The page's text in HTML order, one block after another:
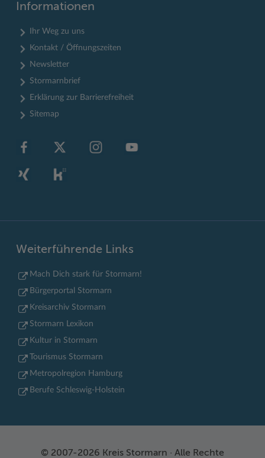
Informationen
Ihr Weg zu uns
Kontakt / Öffnungszeiten
Newsletter
Stormarnbrief
Erklärung zur Barrierefreiheit
Sitemap
Weiterführende Links
Mach Dich stark für Stormarn!
Bürgerportal Stormarn
Kreisarchiv Stormarn
Stormarn Lexikon
Kultur in Stormarn
Tourismus Stormarn
Metropolregion Hamburg
Berufe Schleswig-Holstein
© 2007-2026 Kreis Stormarn · Alle Rechte